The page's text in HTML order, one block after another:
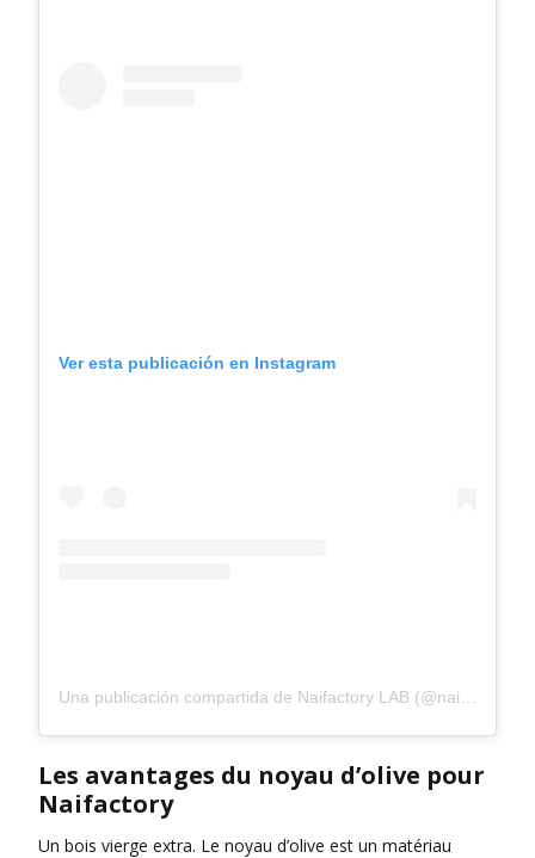
Ver esta publicación en Instagram
Les avantages du noyau d’olive pour
Naifactory
Un bois vierge extra. Le noyau d’olive est un matériau